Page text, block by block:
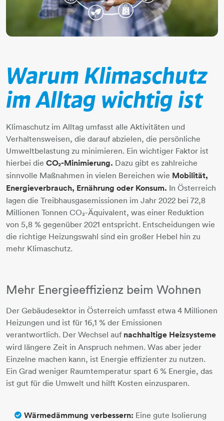
Warum Klimaschutz
im Alltag wichtig ist
Klimaschutz im Alltag umfasst alle Aktivitäten und
Verhaltensweisen, die darauf abzielen, die persönliche
Umweltbelastung zu minimieren. Ein wichtiger Faktor ist
hierbei die CO₂-Minimierung. Dazu gibt es zahlreiche
sinnvolle Maßnahmen in vielen Bereichen wie Mobilität,
Energieverbrauch, Ernährung oder Konsum. In Österreich
lagen die Treibhausgasemissionen im Jahr 2022 bei 72,8
Millionen Tonnen CO₂-Äquivalent, was einer Reduktion
von 5,8 % gegenüber 2021 entspricht. Entscheidungen wie
die richtige Heizungswahl sind ein großer Hebel hin zu
mehr Klimaschutz.
Mehr Energieeffizienz beim Wohnen
Der Gebäudesektor in Österreich umfasst etwa 4 Millionen
Heizungen und ist für 16,1 % der Emissionen
verantwortlich. Der Wechsel auf nachhaltige Heizsysteme
wird längere Zeit in Anspruch nehmen. Was aber jeder
Einzelne machen kann, ist Energie effizienter zu nutzen.
Ein Grad weniger Raumtemperatur spart 6 % Energie, das
ist gut für die Umwelt und hilft Kosten einzusparen.
Wärmedämmung verbessern: Eine gute Isolierung